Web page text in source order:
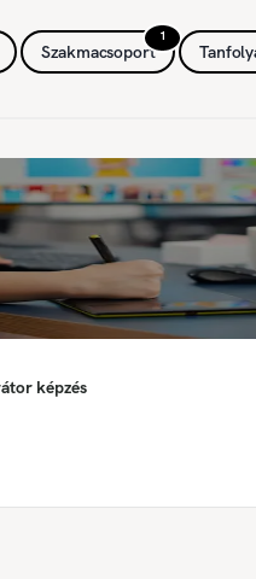
1
Szakmacsoport
képzés